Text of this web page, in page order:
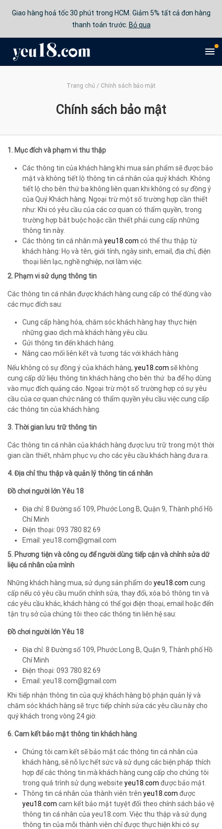
Giao hàng hoả tốc 30 phút trong HCM. Giảm 5% tất cả đơn hàng
thanh toán trước. Bỏ qua
Trang chủ / Chính sách bảo mật
Chính sách bảo mật
1. Mục đích và phạm vi thu thập
Các thông tin của khách hàng khi mua sản phẩm sẽ được bảo
mật và không tiết lộ thông tin cá nhân của quý khách. Không
tiết lộ cho bên thứ ba không liên quan khi không có sự đồng ý
của Quý Khách hàng. Ngoại trừ một số trường hợp cần thiết
như: Khi có yêu cầu của các cơ quan có thẩm quyền, trong
trường hợp bắt buộc hoặc cần thiết phải cung cấp những
thông tin này.
Các thông tin cá nhân mà yeu18.com có thể thu thập từ
khách hàng: Họ và tên, giới tính, ngày sinh, email, địa chỉ, điện
thoại liên lạc, nghề nghiệp, nơi làm việc.
2. Phạm vi sử dụng thông tin
Các thông tin cá nhân được khách hàng cung cấp có thể dùng vào
các mục đích sau:
Cung cấp hàng hóa, chăm sóc khách hàng hay thực hiện
những giao dịch mà khách hàng yêu cầu.
Gửi thông tin đến khách hàng.
Nâng cao mối liên kết và tương tác với khách hàng
Nếu không có sự đồng ý của khách hàng, yeu18.com sẽ không
cung cấp dữ liệu thông tin khách hàng cho bên thứ ba để họ dùng
vào mục đích quảng cáo. Ngoại trừ một số trường hợp có sự yêu
cầu của cơ quan chức năng có thẩm quyền yêu cầu việc cung cấp
các thông tin của khách hàng.
3. Thời gian lưu trữ thông tin
Các thông tin cá nhân của khách hàng được lưu trữ trong một thời
gian cần thiết, nhằm phục vụ cho các yêu cầu khách hàng đưa ra.
4. Địa chỉ thu thập và quản lý thông tin cá nhân
Đồ chơi người lớn Yêu 18
Địa chỉ: 8 Đường số 109, Phước Long B, Quận 9, Thành phố Hồ
Chí Minh
Điện thoại: 093 780 82 69
Email: yeu18.com@gmail.com
5. Phương tiện và công cụ để người dùng tiếp cận và chỉnh sửa dữ
liệu cá nhân của mình
Những khách hàng mua, sử dụng sản phẩm do yeu18.com cung
cấp nếu có yêu cầu muốn chỉnh sửa, thay đổi, xóa bỏ thông tin và
các yêu cầu khác, khách hàng có thể gọi điện thoại, email hoặc đến
tận trụ sở của chúng tôi theo các thông tin liên hệ sau:
Đồ chơi người lớn Yêu 18
Địa chỉ: 8 Đường số 109, Phước Long B, Quận 9, Thành phố Hồ
Chí Minh
Điện thoại: 093 780 82 69
Email: yeu18.com@gmail.com
Khi tiếp nhận thông tin của quý khách hàng bộ phận quản lý và
chăm sóc khách hàng sẽ trực tiếp chỉnh sửa các yêu cầu này cho
quý khách trong vòng 24 giờ.
6. Cam kết bảo mật thông tin khách hàng
Chúng tôi cam kết sẽ bảo mật các thông tin cá nhân của
khách hàng, sẽ nỗ lực hết sức và sử dụng các biện pháp thích
hợp để các thông tin mà khách hàng cung cấp cho chúng tôi
trong quá trình sử dụng website yeu18.com được bảo mật.
Thông tin cá nhân của thành viên trên yeu18.com được
yeu18.com cam kết bảo mật tuyệt đối theo chính sách bảo vệ
thông tin cá nhân của yeu18.com. Việc thu thập và sử dụng
thông tin của mỗi thành viên chỉ được thực hiện khi có sự